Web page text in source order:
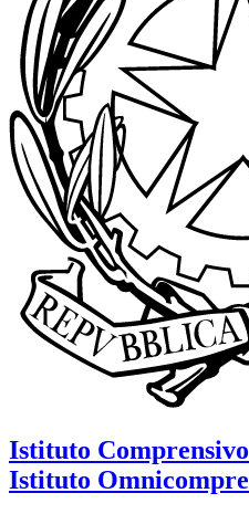
Istituto
Istituto